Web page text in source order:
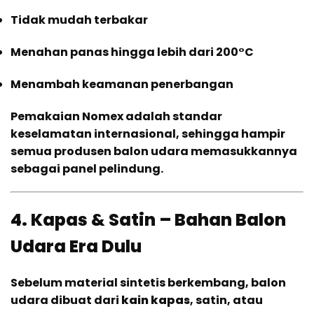
Tidak mudah terbakar
Menahan panas hingga lebih dari 200°C
Menambah keamanan penerbangan
Pemakaian Nomex adalah standar
keselamatan internasional, sehingga hampir
semua produsen balon udara memasukkannya
sebagai panel pelindung.
4. Kapas & Satin – Bahan Balon
Udara Era Dulu
Sebelum material sintetis berkembang, balon
udara dibuat dari kain kapas, satin, atau